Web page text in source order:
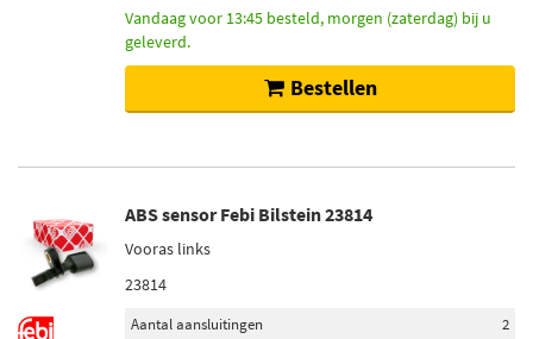
Vandaag voor 13:45 besteld, morgen (zaterdag) bij u
geleverd.
Bestellen
ABS sensor Febi Bilstein 23814
Vooras links
23814
Aantal aansluitingen
2